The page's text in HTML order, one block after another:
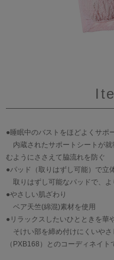
●睡眠中のバストをほどよくサポ
内蔵されたサポートシートが就
むようにささえて脇流れを防ぐ
●パッド（取りはずし可能）で立
取りはずし可能なパッドで、よ
●やさしい肌ざわり
ベア天竺(綿混)素材を使用
●リラックスしたいひとときを華
そけい部を締め付けにくいやさ
（PXB168）とのコーディネイ